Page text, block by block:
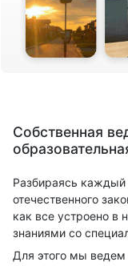
Собственная
Разбираясь каждый
отечественного
как все устроено в
знаниями со
Для этого мы